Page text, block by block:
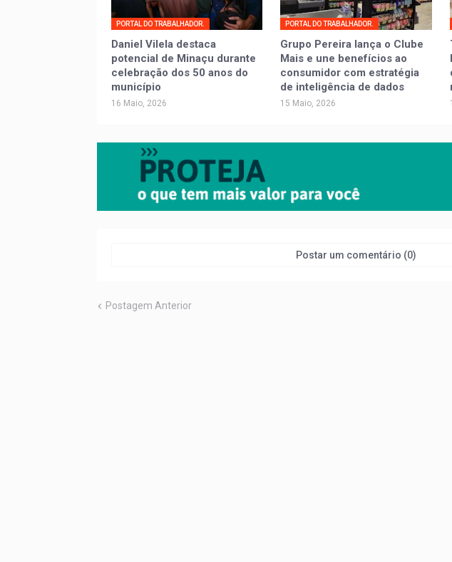
PORTAL DO TRABALHADOR.
Daniel Vilela destaca
potencial de Minaçu durante
celebração dos 50 anos do
município
16 Maio, 2026
PORTAL DO TRABALHADOR.
Grupo Pereira lança o Clube
Mais e une benefícios ao
consumidor com estratégia
de inteligência de dados
15 Maio, 2026
Postar um comentário (0)
Postagem Anterior